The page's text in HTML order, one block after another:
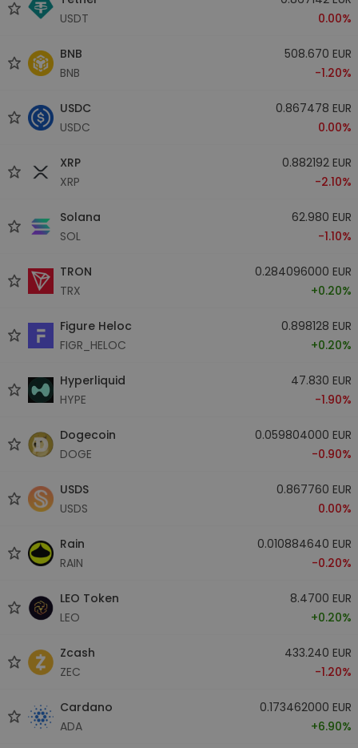
USDT
0.00%
BNB
BNB
508.670 EUR
-1.20%
USDC
USDC
0.867478 EUR
0.00%
XRP
XRP
0.882192 EUR
-2.10%
Solana
SOL
62.980 EUR
-1.10%
TRON
TRX
0.284096000 EUR
+0.20%
Figure Heloc
FIGR_HELOC
0.898128 EUR
+0.20%
Hyperliquid
HYPE
47.830 EUR
-1.90%
Dogecoin
DOGE
0.059804000 EUR
-0.90%
USDS
USDS
0.867760 EUR
0.00%
Rain
RAIN
0.010884640 EUR
-0.20%
LEO Token
LEO
8.4700 EUR
+0.20%
Zcash
ZEC
433.240 EUR
-1.20%
Cardano
ADA
0.173462000 EUR
+6.90%